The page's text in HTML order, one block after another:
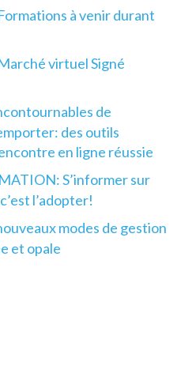
à venir durant
virtuel Signé
de
des outils
en ligne réussie
S’informer sur
l’adopter!
modes de gestion
et opale